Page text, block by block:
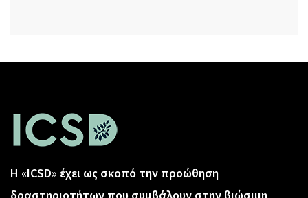
Η «ICSD» έχει ως σκοπό την προώθηση
δραστηριοτήτων που συμβάλουν στην βιώσιμη